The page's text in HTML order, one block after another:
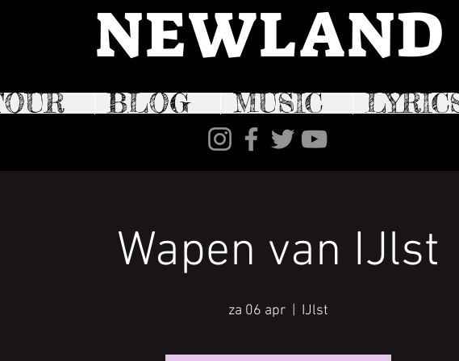
NEWLAND
BLOG MUSIC
Wapen van IJlst
za 06 apr IJlst